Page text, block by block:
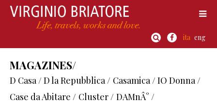
ita eng
MAGAZINES/
D Casa / D la Repubblica / Casamica / IO Donna /
Case da Abitare / Cluster / DAMnÂ° /